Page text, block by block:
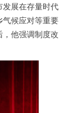
发展在存量时代
气候应对等重要
，他强调制度改